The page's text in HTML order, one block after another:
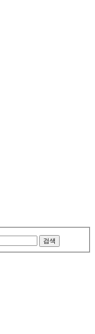
검색